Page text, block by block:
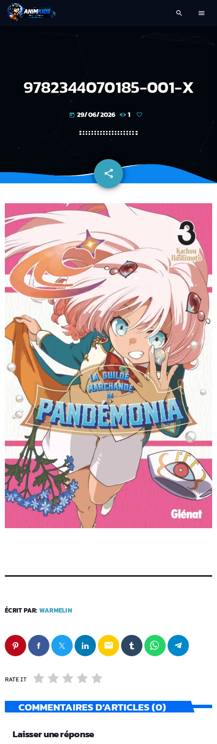
search menu
9782344070185-001-X
today 29/06/2026 1
share
email
ÉCRIT PAR: WARMELIN
email
RATE IT
COMMENTAIRES D’ARTICLES (0)
Laisser une réponse